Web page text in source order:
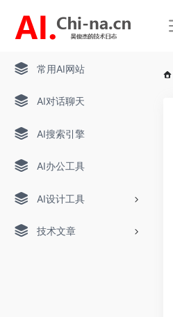
常用AI网站
AI对话聊天
AI搜索引擎
AI办公工具
AI设计工具
技术文章